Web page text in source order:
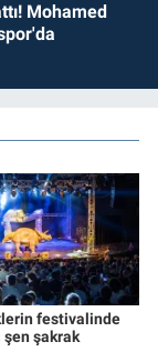
Mohamed
festivalinde
şakrak